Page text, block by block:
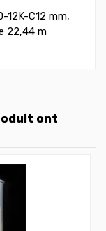
12K-C12 mm,
22,44 m
ont